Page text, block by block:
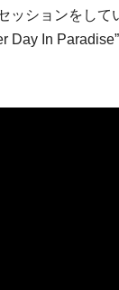
ッションをして
Day In